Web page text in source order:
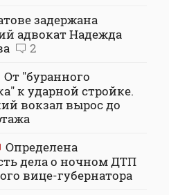
задержана
адвокат Надежда
2
От "буранного
к ударной стройке.
вокзал вырос до
Определена
дела о ночном ДТП
вице-губернатора